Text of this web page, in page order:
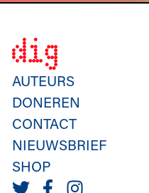
AUTEURS
DONEREN
CONTACT
NIEUWSBRIEF
SHOP